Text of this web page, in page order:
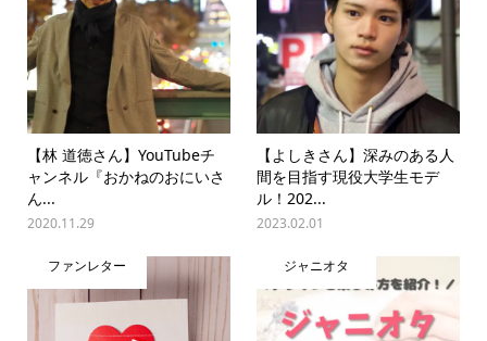
【林 道徳さん】YouTubeチ
ャンネル『おかねのおにいさ
ん...
2020.11.29
【よしきさん】深みのある人
間を目指す現役大学生モデ
ル！202...
2023.02.01
ファンレター ジャニオタ